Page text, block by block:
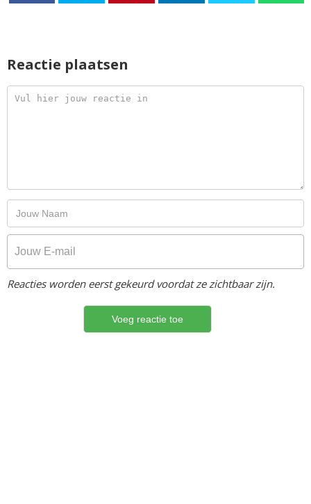
Reactie plaatsen
Reacties worden eerst gekeurd voordat ze zichtbaar zijn.